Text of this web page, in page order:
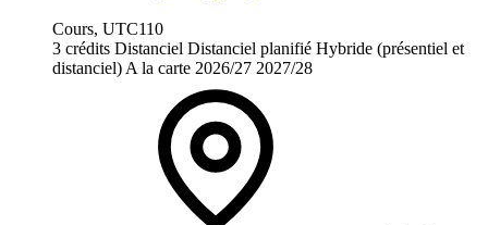
Cours, UTC110
3 crédits Distanciel Distanciel planifié Hybride (présentiel et
distanciel) A la carte 2026/27 2027/28